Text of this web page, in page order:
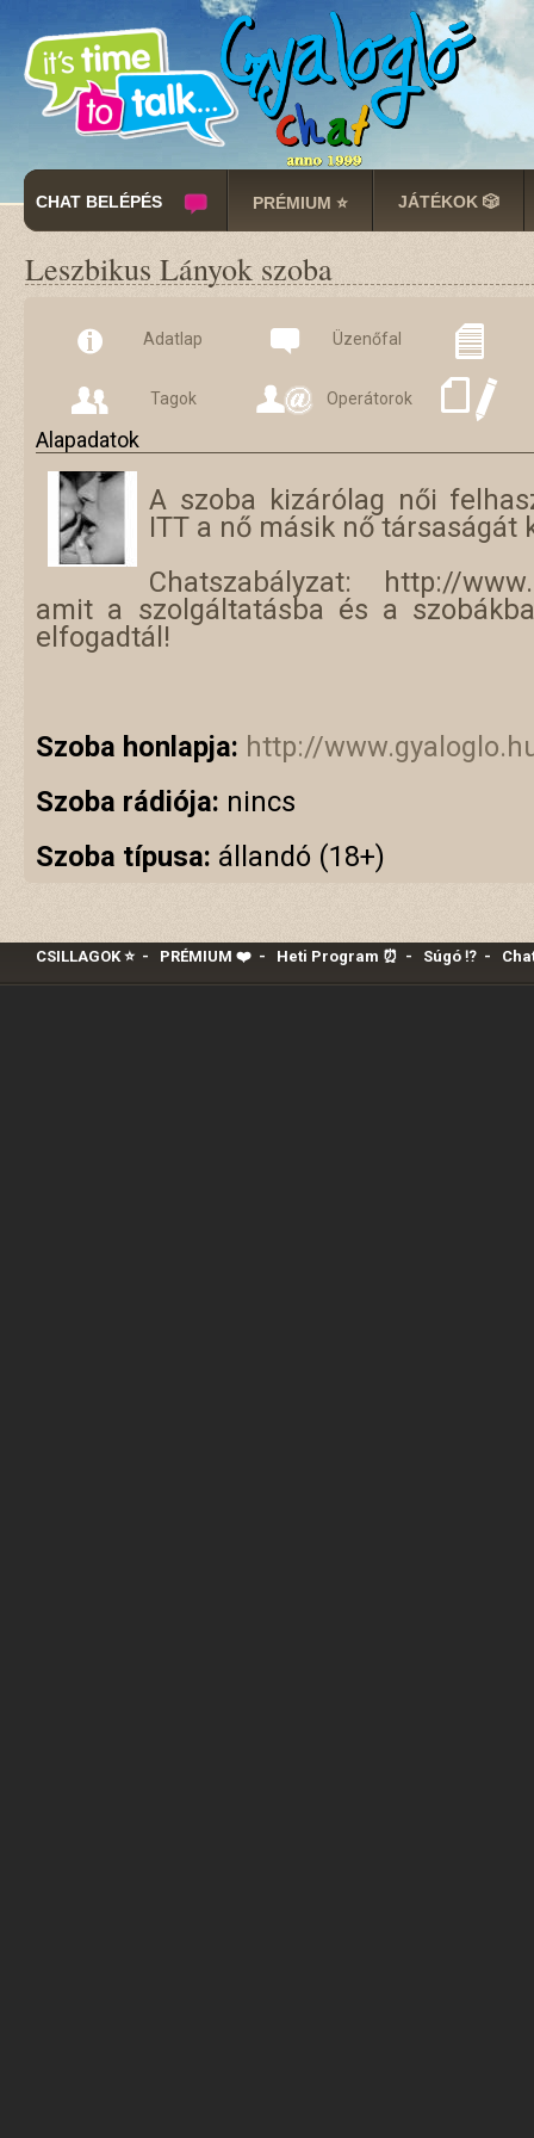
CHAT BELÉPÉS PRÉMIUM ⭐ JÁTÉKOK 🎲
Leszbikus Lányok szoba
Adatlap Üzenőfal
Tagok Operátorok
Alapadatok
A szoba kizárólag női
ITT a nő másik nő társaságát
Chatszabályzat: http://
amit a szolgáltatásba és a
elfogadtál!
Szoba honlapja: http://
Szoba rádiója: nincs
Szoba típusa: állandó (18+)
CSILLAGOK ⭐- PRÉMIUM ❤️‍- Heti Program ⏰ - Súgó ⁉️-